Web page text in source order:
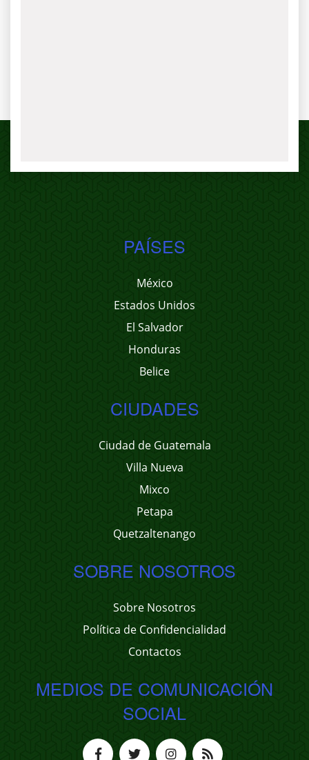
PAÍSES
México
Estados Unidos
El Salvador
Honduras
Belice
CIUDADES
Ciudad de Guatemala
Villa Nueva
Mixco
Petapa
Quetzaltenango
SOBRE NOSOTROS
Sobre Nosotros
Política de Confidencialidad
Contactos
MEDIOS DE COMUNICACIÓN
SOCIAL